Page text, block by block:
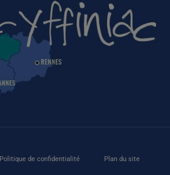
Politique de confidentialité Plan du site